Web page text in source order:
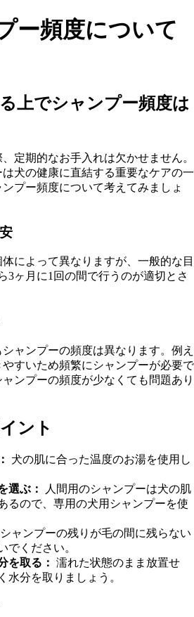
ー頻度について
上でシャンプー頻度は
定期的なお手入れは欠かせません。
犬の健康に直結する重要なケアの一
プー頻度について考えてみましょ
によって異なりますが、一般的な目
3ヶ月に1回の間で行うのが適切とさ
ャンプーの頻度は異なります。例え
すいため頻繁にシャンプーが必要で
ンプーの頻度が少なくても問題あり
ント
犬の肌に合った温度のお湯を使用し
選ぶ：
人間用のシャンプーは犬の肌
るので、専用の犬用シャンプーを使
シャンプーの残りが毛の間に残らない
でください。
を取る： 濡れた状態のまま放置せ
水分を取りましょう。